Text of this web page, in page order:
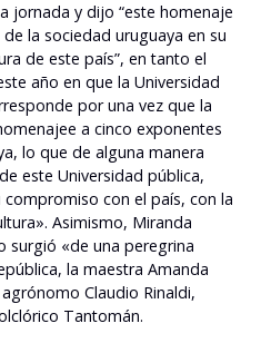
jornada y dijo “este homenaje
la sociedad uruguaya en su
de este país”, en tanto el
año en que la Universidad
por una vez que la
a cinco exponentes
lo que de alguna manera
este Universidad pública,
con el país, con la
Asimismo, Miranda
surgió «de una peregrina
la maestra Amanda
Claudio Rinaldi,
Tantomán.